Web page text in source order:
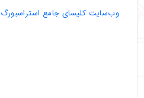
وب‌سایت کلیسای جامع استراسبورگ